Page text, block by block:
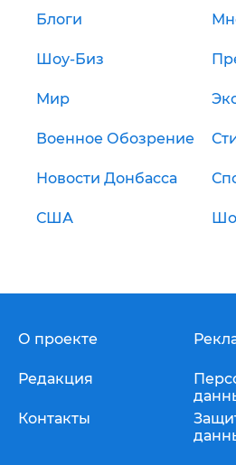
Блоги
Шоу-Биз
Мир
Военное Обозрение
Новости Донбасса
США
О проекте
Редакция
Контакты